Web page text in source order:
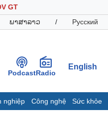
GT
ພາສາລາວ / Русский
PodcastRadio
English
nghiệp Công nghệ Sức khỏe